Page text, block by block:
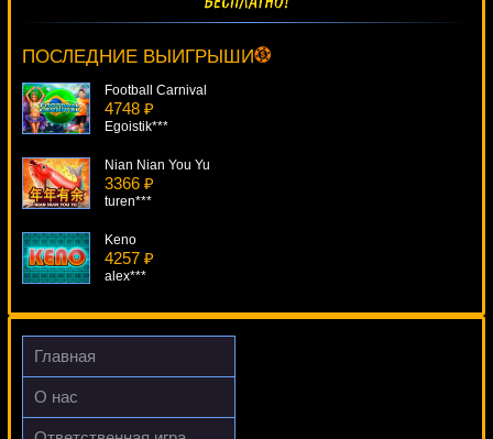
ПОСЛЕДНИЕ ВЫИГРЫШИ
turen***
Football Carnival
4748 ₽
Egoistik***
Nian Nian You Yu
3366 ₽
turen***
Keno
4257 ₽
alex***
Marilyn Monroe
3162 ₽
Главная
О нас